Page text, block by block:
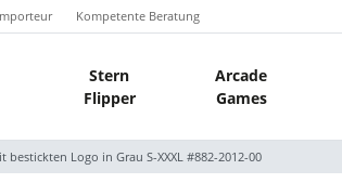
Kompetente Beratung
Stern
Flipper
Arcade
Games
Logo in Grau S-XXXL #882-2012-00